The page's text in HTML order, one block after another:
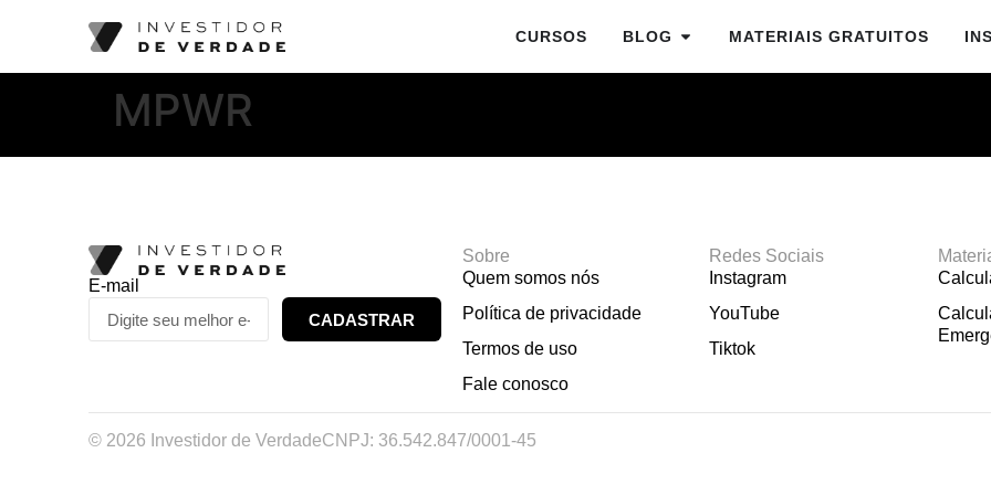
CURSOS BLOG MATERIAIS GRATUITOS
MPWR
E-mail
CADASTRAR
Sobre
Quem somos nós
Política de privacidade
Termos de uso
Fale conosco
Redes Sociais
Instagram
YouTube
Tiktok
© 2026 Investidor de VerdadeCNPJ: 36.542.847/0001-45